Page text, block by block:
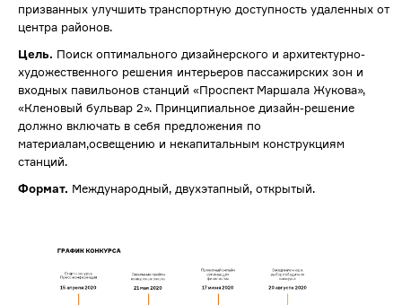
призванных улучшить транспортную доступность удаленных от
центра районов.
Цель. Поиск оптимального дизайнерского и архитектурно-
художественного решения интерьеров пассажирских зон и
входных павильонов станций «Проспект Маршала Жукова»,
«Кленовый бульвар 2». Принципиальное дизайн-решение
должно включать в себя предложения по
материалам,освещению и некапитальным конструкциям
станций.
Формат. Международный, двухэтапный, открытый.